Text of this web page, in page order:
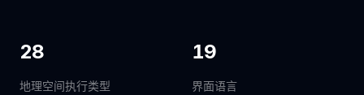
28
地理空间执行类型
19
界面语言